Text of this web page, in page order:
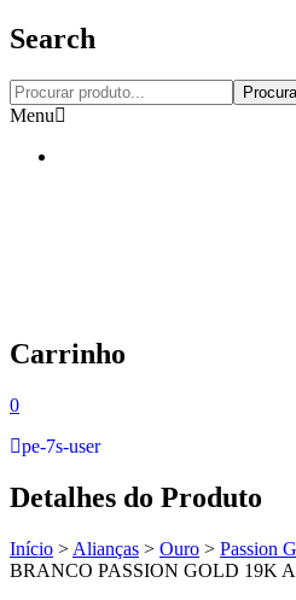
Search
Procura
Menu
Carrinho
0
pe-7s-user
Detalhes do Produto
Início > Alianças > Ouro > Passion
BRANCO PASSION GOLD 19K